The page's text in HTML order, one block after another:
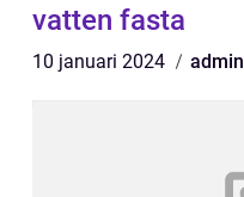
vatten fasta
10 januari 2024 admin